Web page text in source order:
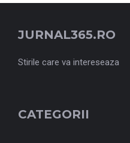
JURNAL365.RO
Stirile care va intereseaza
CATEGORII